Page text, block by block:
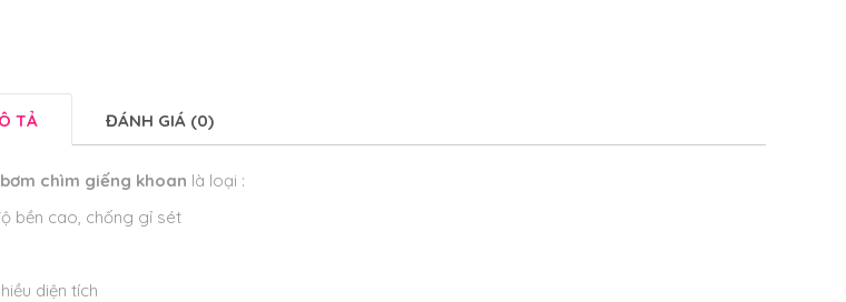
TẢ ĐÁNH GIÁ (0)
chìm giếng khoan là loại :
bền cao, chống gỉ sét
diện tích